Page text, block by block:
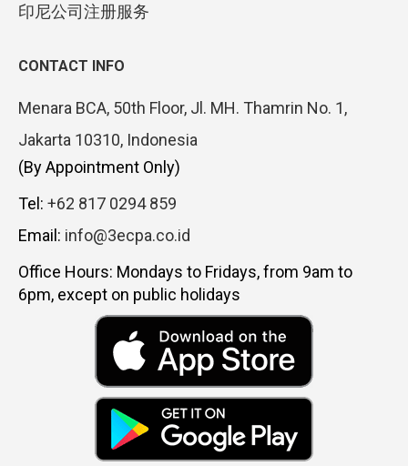
印尼公司注册服务
CONTACT INFO
Menara BCA, 50th Floor, Jl. MH. Thamrin No. 1,
Jakarta 10310, Indonesia
(By Appointment Only)
Tel: +62 817 0294 859
Email: info@3ecpa.co.id
Office Hours: Mondays to Fridays, from 9am to
6pm, except on public holidays